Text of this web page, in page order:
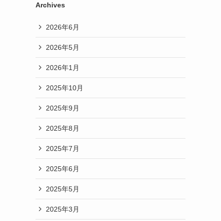
Archives
2026年6月
2026年5月
2026年1月
2025年10月
2025年9月
2025年8月
2025年7月
2025年6月
2025年5月
2025年3月